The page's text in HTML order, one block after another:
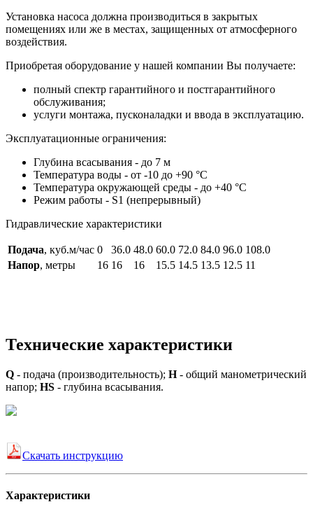
Установка насоса должна производиться в закрытых
помещениях или же в местах, защищенных от атмосферного
воздействия.
Приобретая оборудование у нашей компании Вы получаете:
полный спектр гарантийного и постгарантийного
обслуживания;
услуги монтажа, пусконаладки и ввода в эксплуатацию.
Эксплуатационные ограничения:
Глубина всасывания - до 7 м
Температура воды - от -10 до +90 °C
Температура окружающей среды - до +40 °C
Режим работы - S1 (непрерывный)
Гидравлические характеристики
Подача, куб.м/час 0 36.0 48.0 60.0 72.0 84.0 96.0 108.0
Напор, метры 16 16 16 15.5 14.5 13.5 12.5 11
Технические характеристики
Q - подача (производительность); H- общий манометрический
напор; HS - глубина всасывания.
Скачать инструкцию
Характеристики